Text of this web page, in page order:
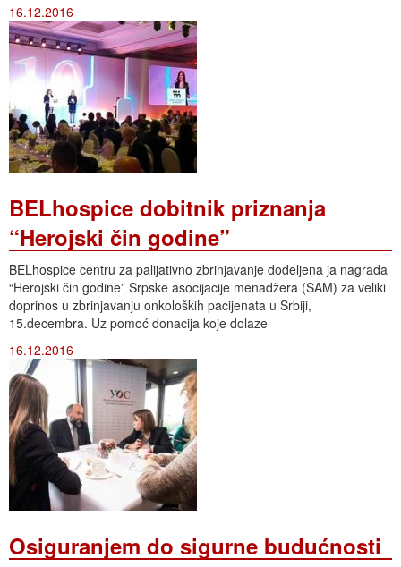
16.12.2016
BELhospice dobitnik priznanja
“Herojski čin godine”
BELhospice centru za palijativno zbrinjavanje dodeljena ja nagrada
“Herojski čin godine” Srpske asocijacije menadžera (SAM) za veliki
doprinos u zbrinjavanju onkoloških pacijenata u Srbiji,
15.decembra. Uz pomoć donacija koje dolaze
16.12.2016
Osiguranjem do sigurne budućnosti